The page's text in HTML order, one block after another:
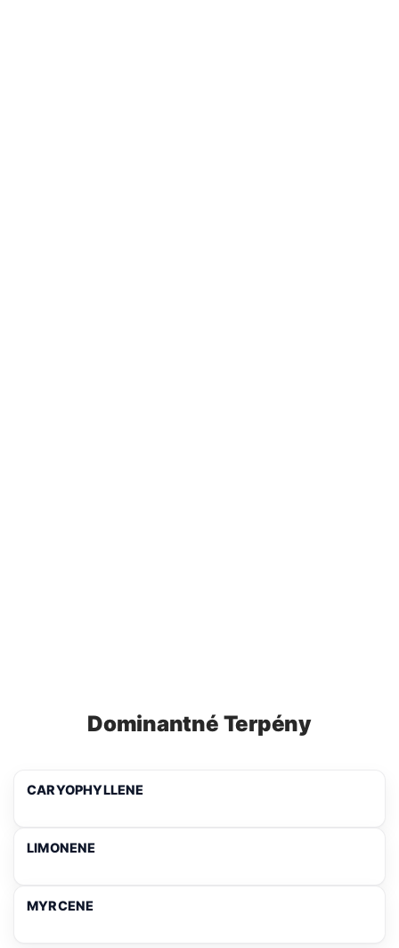
Dominantné Terpény
CARYOPHYLLENE
LIMONENE
MYRCENE